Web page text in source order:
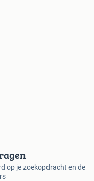
op je zoekopdracht en de